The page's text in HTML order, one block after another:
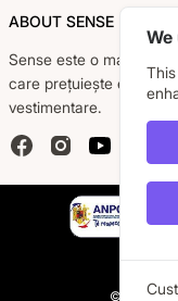
ABOUT SENSE
Sense este o marcă
care prețuiește
vestimentare.
FacebookInstagramYouTube
© 2026
We